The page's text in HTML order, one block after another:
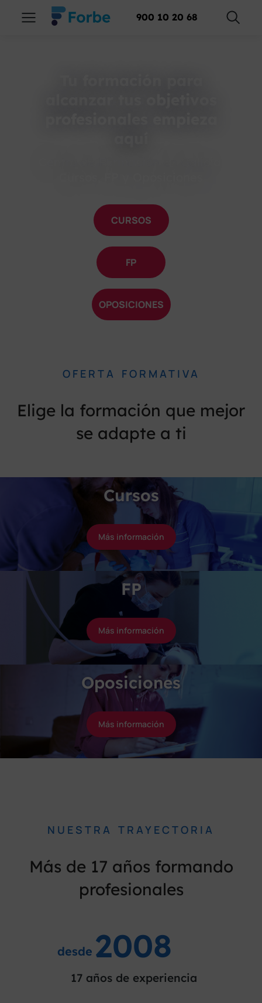
900 10 20 68
CURSOS
FP
OPOSICIONES
OFERTA FORMATIVA
Elige la formación que mejor
se adapte a ti
Cursos
Más información
FP
Más información
Oposiciones
Más información
NUESTRA TRAYECTORIA
Más de 17 años formando
profesionales
desde 2008
17 años de experiencia